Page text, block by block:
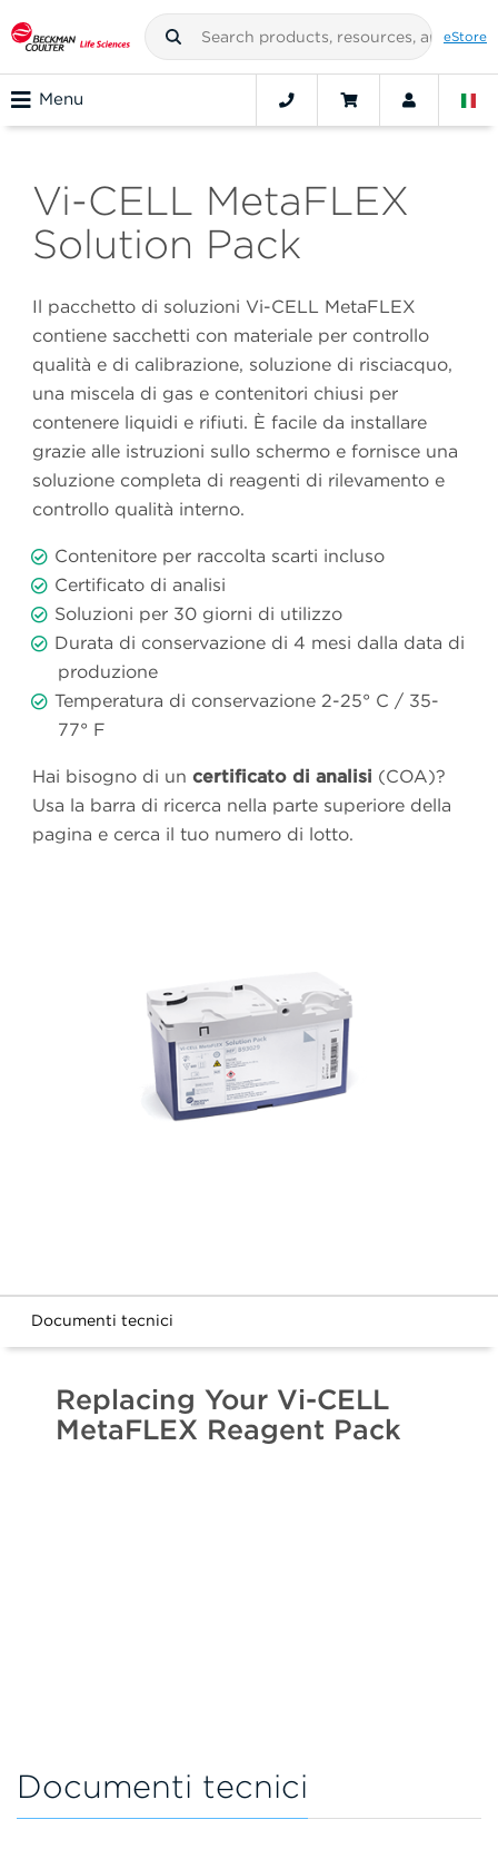
eStore
Menu
Vi-CELL MetaFLEX
Solution Pack
Il pacchetto di soluzioni Vi-CELL MetaFLEX
contiene sacchetti con materiale per controllo
qualità e di calibrazione, soluzione di risciacquo,
una miscela di gas e contenitori chiusi per
contenere liquidi e rifiuti. È facile da installare
grazie alle istruzioni sullo schermo e fornisce una
soluzione completa di reagenti di rilevamento e
controllo qualità interno.
Contenitore per raccolta scarti incluso
Certificato di analisi
Soluzioni per 30 giorni di utilizzo
Durata di conservazione di 4 mesi dalla data di
produzione
Temperatura di conservazione 2-25° C / 35-
77° F
Hai bisogno di un certificato di analisi (COA)?
Usa la barra di ricerca nella parte superiore della
pagina e cerca il tuo numero di lotto.
Documenti tecnici
Replacing Your Vi-CELL
MetaFLEX Reagent Pack
Documenti tecnici